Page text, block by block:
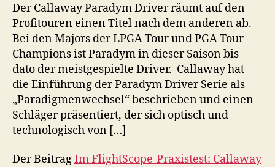
Der Callaway Paradym Driver räumt auf den
Profitouren einen Titel nach dem anderen ab.
Bei den Majors der LPGA Tour und PGA Tour
Champions ist Paradym in dieser Saison bis
dato der meistgespielte Driver. Callaway hat
die Einführung der Paradym Driver Serie als
„Paradigmenwechsel“ beschrieben und einen
Schläger präsentiert, der sich optisch und
technologisch von […]
Der BeitragIm FlightScope-Praxistest: Callaway